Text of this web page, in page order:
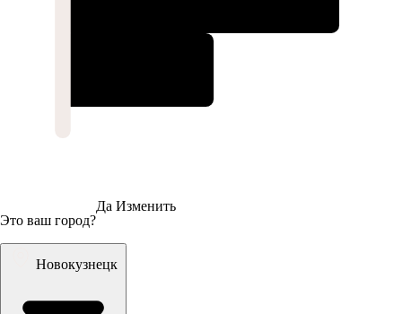
Это ваш город?
Да Изменить
Новокузнецк